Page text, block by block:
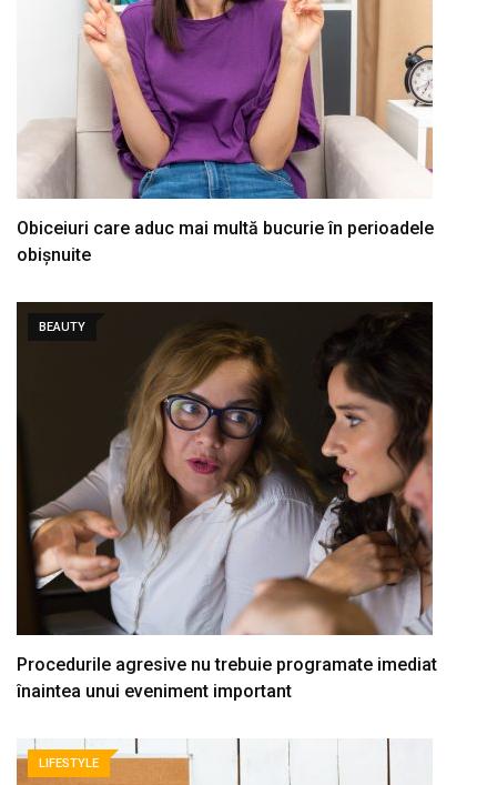
Obiceiuri care aduc mai multă bucurie în perioadele
obișnuite
BEAUTY
Procedurile agresive nu trebuie programate imediat
înaintea unui eveniment important
LIFESTYLE